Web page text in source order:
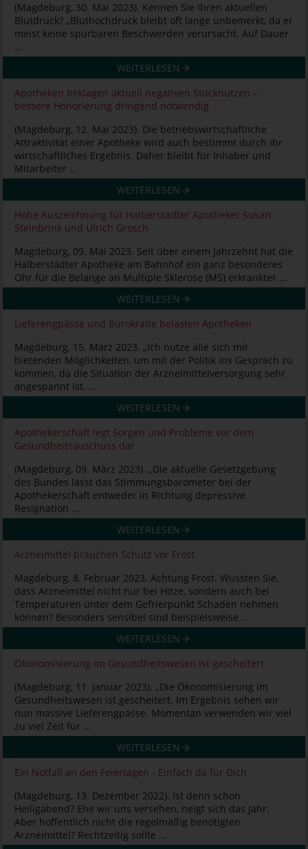
(Magdeburg, 30. Mai 2023). Kennen Sie Ihren aktuellen
Blutdruck? „Bluthochdruck bleibt oft lange unbemerkt, da er
meist keine spürbaren Beschwerden verursacht. Auf Dauer
...
WEITERLESEN
Apotheken beklagen aktuell negativen Stücknutzen –
bessere Honorierung dringend notwendig
(Magdeburg, 12. Mai 2023). Die betriebswirtschaftliche
Attraktivität einer Apotheke wird auch bestimmt durch ihr
wirtschaftliches Ergebnis. Daher bleibt für Inhaber und
Mitarbeiter ...
WEITERLESEN
Hohe Auszeichnung für Halberstädter Apotheker Susan
Steinbrink und Ulrich Grosch
Magdeburg, 09. Mai 2023. Seit über einem Jahrzehnt hat die
Halberstädter Apotheke am Bahnhof ein ganz besonderes
Ohr für die Belange an Multiple Sklerose (MS) erkrankter ...
WEITERLESEN
Lieferengpässe und Bürokratie belasten Apotheken
Magdeburg, 15. März 2023. „Ich nutze alle sich mir
bietenden Möglichkeiten, um mit der Politik ins Gespräch zu
kommen, da die Situation der Arzneimittelversorgung sehr
angespannt ist. ...
WEITERLESEN
Apothekerschaft legt Sorgen und Probleme vor dem
Gesundheitsauschuss dar
(Magdeburg, 09. März 2023). „Die aktuelle Gesetzgebung
des Bundes lässt das Stimmungsbarometer bei der
Apothekerschaft entweder in Richtung depressive
Resignation ...
WEITERLESEN
Arzneimittel brauchen Schutz vor Frost
Magdeburg, 8. Februar 2023. Achtung Frost. Wussten Sie,
dass Arzneimittel nicht nur bei Hitze, sondern auch bei
Temperaturen unter dem Gefrierpunkt Schaden nehmen
können? Besonders sensibel sind beispielsweise ...
WEITERLESEN
Ökonomisierung im Gesundheitswesen ist gescheitert
(Magdeburg, 11. Januar 2023). „Die Ökonomisierung im
Gesundheitswesen ist gescheitert. Im Ergebnis sehen wir
nun massive Lieferengpässe. Momentan verwenden wir viel
zu viel Zeit für ...
WEITERLESEN
Ein Notfall an den Feiertagen - Einfach da für Dich
(Magdeburg, 13. Dezember 2022). Ist denn schon
Heiligabend? Ehe wir uns versehen, neigt sich das Jahr.
Aber hoffentlich nicht die regelmäßig benötigten
Arzneimittel? Rechtzeitig sollte ...